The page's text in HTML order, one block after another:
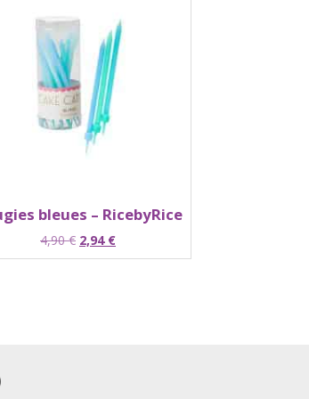
bleues – RicebyRice
4,90€ Le
prix
2,94 €Le
prix